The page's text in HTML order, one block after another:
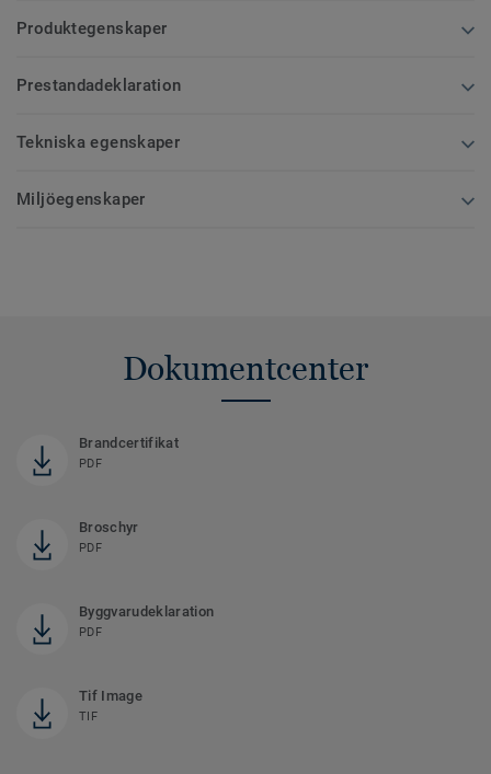
Produktegenskaper
Prestandadeklaration
Tekniska egenskaper
Miljöegenskaper
Dokumentcenter
Brandcertifikat
PDF
Broschyr
PDF
Byggvarudeklaration
PDF
Tif Image
TIF